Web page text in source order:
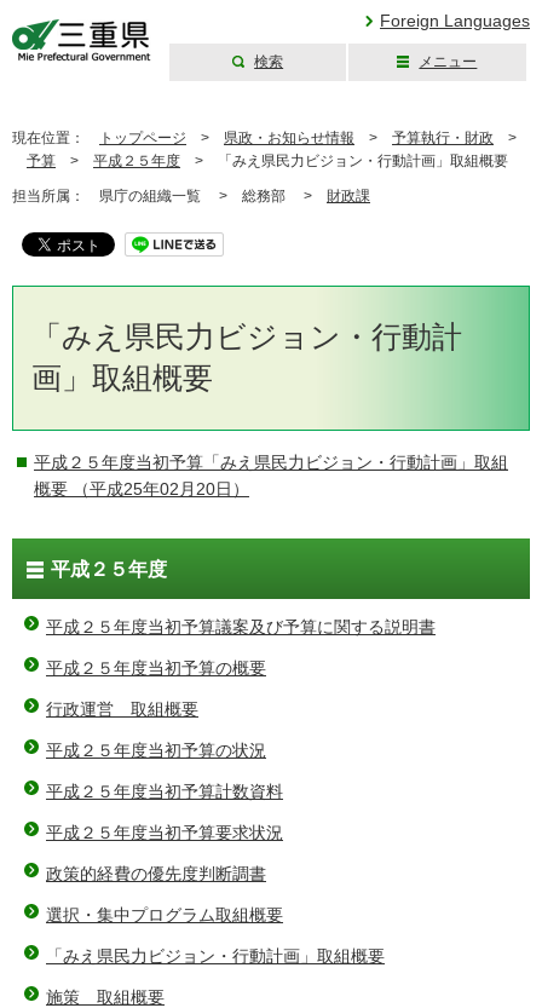
Foreign Languages
検索 メニュー
現在位置： トップページ > 県政・お知らせ情報 > 予算執行・財政 >
予算 > 平成２５年度 > 「みえ県民力ビジョン・行動計画」取組概要
担当所属： 県庁の組織一覧 > 総務部 > 財政課
「みえ県民力ビジョン・行動計
画」取組概要
平成２５年度当初予算「みえ県民力ビジョン・行動計画」取組
概要 （平成25年02月20日）
平成２５年度
平成２５年度当初予算議案及び予算に関する説明書
平成２５年度当初予算の概要
行政運営 取組概要
平成２５年度当初予算の状況
平成２５年度当初予算計数資料
平成２５年度当初予算要求状況
政策的経費の優先度判断調書
選択・集中プログラム取組概要
「みえ県民力ビジョン・行動計画」取組概要
施策 取組概要